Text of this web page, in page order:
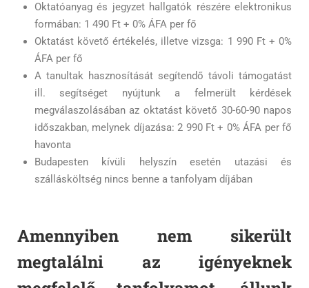
Oktatóanyag és jegyzet hallgatók részére elektronikus
formában: 1 490 Ft + 0% ÁFA per fő
Oktatást követő értékelés, illetve vizsga: 1 990 Ft + 0%
ÁFA per fő
A tanultak hasznosítását segítendő távoli támogatást
ill. segítséget nyújtunk a felmerült kérdések
megválaszolásában az oktatást követő 30-60-90 napos
időszakban, melynek díjazása: 2 990 Ft + 0% ÁFA per fő
havonta
Budapesten kívüli helyszín esetén utazási és
szállásköltség nincs benne a tanfolyam díjában
Amennyiben nem sikerült
megtalálni az igényeknek